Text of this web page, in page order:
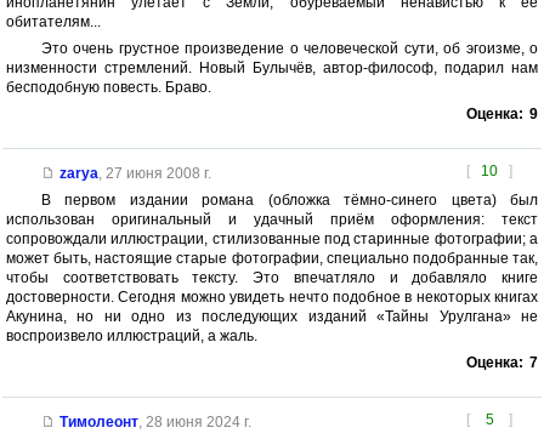
обитателям...
Это очень грустное произведение о человеческой сути, об эгоизме, о
низменности стремлений. Новый Булычёв, автор-философ, подарил нам
бесподобную повесть. Браво.
Оценка: 9
[ 10 ]
zarya, 27 июня 2008 г.
В первом издании романа (обложка тёмно-синего цвета) был
использован оригинальный и удачный приём оформления: текст
сопровождали иллюстрации, стилизованные под старинные фотографии; а
может быть, настоящие старые фотографии, специально подобранные так,
чтобы соответствовать тексту. Это впечатляло и добавляло книге
достоверности. Сегодня можно увидеть нечто подобное в некоторых книгах
Акунина, но ни одно из последующих изданий «Тайны Урулгана» не
воспроизвело иллюстраций, а жаль.
Оценка: 7
[ 5 ]
Тимолеонт, 28 июня 2024 г.